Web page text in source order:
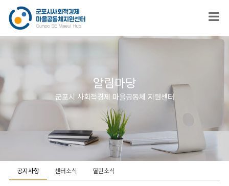
알림마당
군포시 사회적경제 마을공동체 지원센터
공지사항 센터소식 열린소식